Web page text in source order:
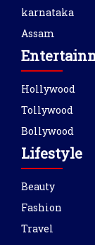
karnataka
Assam
Hollywood
Tollywood
Bollywood
Lifestyle
Beauty
Fashion
Travel